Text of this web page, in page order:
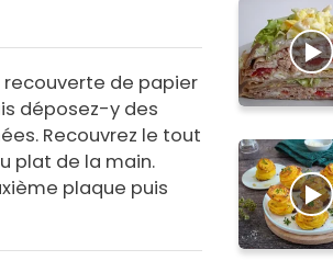
recouverte de papier
déposez-y des
Recouvrez le tout
plat de la main.
plaque puis